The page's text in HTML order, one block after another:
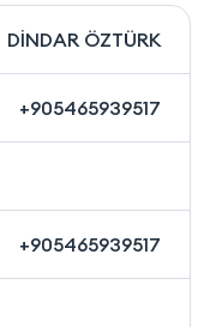
DİNDAR ÖZTÜRK
+905465939517
+905465939517